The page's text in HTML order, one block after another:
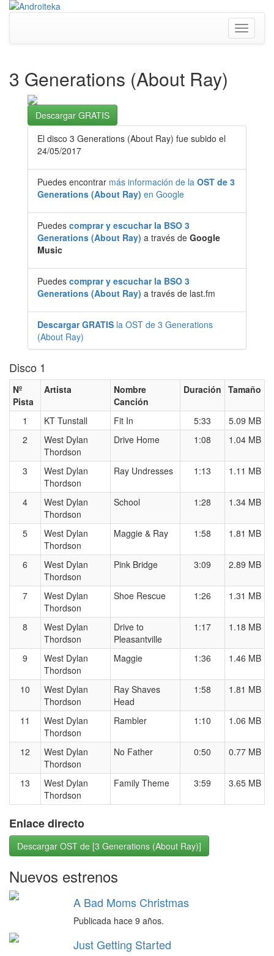
Toggle
3 Generations (About Ray)
Descargar GRATIS
El disco 3 Generations (About Ray) fue subido el
24/05/2017
Puedes encontrar más información de la OST de 3
Generations (About Ray) en Google
Puedes comprar y escuchar la BSO 3
Generations (About Ray) a través de Google
Music
Puedes comprar y escuchar la BSO 3
Generations (About Ray) a través de last.fm
Descargar GRATIS la OST de 3 Generations
(About Ray)
Disco 1
Nº
Pista
Artista
Nombre
Canción
Duración Tamaño
1 KT Tunstall Fit In 5:33
5.09 MB
2
West Dylan
Thordson
Drive Home 1:08 1.04 MB
3
West Dylan
Thordson
Ray Undresses 1:13 1.11 MB
4
West Dylan
Thordson
School 1:28 1.34 MB
5
West Dylan
Thordson
Maggie & Ray 1:58 1.81 MB
6
West Dylan
Thordson
Pink Bridge 3:09 2.89 MB
7
West Dylan
Thordson
Shoe Rescue 1:26 1.31 MB
8
West Dylan
Thordson
Drive to
Pleasantville
1:17 1.18 MB
9
West Dylan
Thordson
Maggie 1:36 1.46 MB
10
West Dylan
Thordson
Ray Shaves
Head
1:58 1.81 MB
11
West Dylan
Thordson
Rambler 1:10 1.06 MB
12
West Dylan
Thordson
No Father 0:50 0.77 MB
13
West Dylan
Thordson
Family Theme 3:59 3.65 MB
Enlace directo
Descargar OST de [3 Generations (About Ray)]
Nuevos estrenos
A Bad Moms Christmas
Publicada hace 9 años.
Just Getting Started